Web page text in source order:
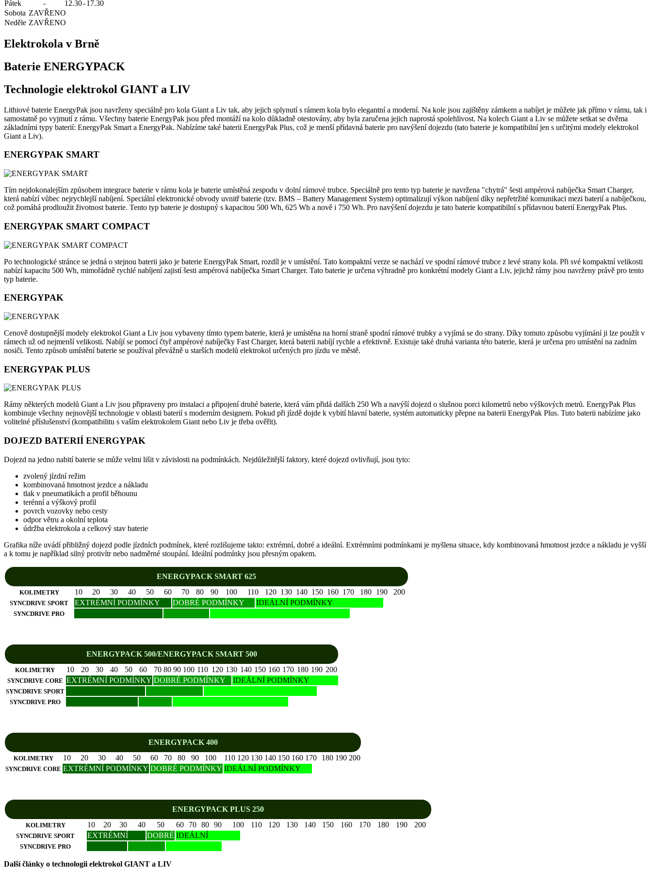
Pátek
- 12.30-17.30
Sobota ZAVŘENO
Neděle ZAVŘENO
Elektrokola v Brně
Baterie ENERGYPACK
Technologie elektrokol GIANT a LIV
Lithiové baterie EnergyPak jsou navrženy speciálně pro kola Giant a Liv tak, aby jejich splynutí s rámem kola bylo elegantní a moderní. Na kole jsou zajištěny zámkem a nabíjet je můžete jak přímo v rámu, tak i
samostatně po vyjmutí z rámu. Všechny baterie EnergyPak jsou před montáží na kolo důkladně otestovány, aby byla zaručena jejich naprostá spolehlivost. Na kolech Giant a Liv se můžete setkat se dvěma
základními typy baterií: EnergyPak Smart a EnergyPak. Nabízíme také baterii EnergyPak Plus, což je menší přídavná baterie pro navýšení dojezdu (tato baterie je kompatibilní jen s určitými modely elektrokol
Giant a Liv).
ENERGYPAK SMART
Tím nejdokonalejším způsobem integrace baterie v rámu kola je baterie umístěná zespodu v dolní rámové trubce. Speciálně pro tento typ baterie je navržena "chytrá" šesti ampérová nabíječka Smart Charger,
která nabízí vůbec nejrychlejší nabíjení. Speciální elektronické obvody uvnitř baterie (tzv. BMS – Battery Management System) optimalizují výkon nabíjení díky nepřetržité komunikaci mezi baterií a nabíječkou,
což pomáhá prodloužit životnost baterie. Tento typ baterie je dostupný s kapacitou 500 Wh, 625 Wh a nově i 750 Wh. Pro navýšení dojezdu je tato baterie kompatibilní s přídavnou baterií EnergyPak Plus.
ENERGYPAK SMART COMPACT
Po technologické stránce se jedná o stejnou baterii jako je baterie EnergyPak Smart, rozdíl je v umístění. Tato kompaktní verze se nachází ve spodní rámové trubce z levé strany kola. Při své kompaktní velikosti
nabízí kapacitu 500 Wh, mimořádně rychlé nabíjení zajistí šesti ampérová nabíječka Smart Charger. Tato baterie je určena výhradně pro konkrétní modely Giant a Liv, jejichž rámy jsou navrženy právě pro tento
typ baterie.
ENERGYPAK
Cenově dostupnější modely elektrokol Giant a Liv jsou vybaveny tímto typem baterie, která je umístěna na horní straně spodní rámové trubky a vyjímá se do strany. Díky tomuto způsobu vyjímání ji lze použít v
rámech už od nejmenší velikosti. Nabíjí se pomocí čtyř ampérové nabíječky Fast Charger, která baterii nabíjí rychle a efektivně. Existuje také druhá varianta této baterie, která je určena pro umístění na zadním
nosiči. Tento způsob umístění baterie se používal převážně u starších modelů elektrokol určených pro jízdu ve městě.
ENERGYPAK PLUS
Rámy některých modelů Giant a Liv jsou připraveny pro instalaci a připojení druhé baterie, která vám přidá dalších 250 Wh a navýší dojezd o slušnou porci kilometrů nebo výškových metrů. EnergyPak Plus
kombinuje všechny nejnovější technologie v oblasti baterií s moderním designem. Pokud při jízdě dojde k vybití hlavní baterie, systém automaticky přepne na baterii EnergyPak Plus. Tuto baterii nabízíme jako
volitelné příslušenství (kompatibilitu s vaším elektrokolem Giant nebo Liv je třeba ověřit).
DOJEZD BATERIÍ ENERGYPAK
Dojezd na jedno nabití baterie se může velmi lišit v závislosti na podmínkách. Nejdůležitější faktory, které dojezd ovlivňují, jsou tyto:
zvolený jízdní režim
kombinovaná hmotnost jezdce a nákladu
tlak v pneumatikách a profil běhounu
terénní a výškový profil
povrch vozovky nebo cesty
odpor větru a okolní teplota
údržba elektrokola a celkový stav baterie
Grafika níže uvádí přibližný dojezd podle jízdních podmínek, které rozlišujeme takto: extrémní, dobré a ideální. Extrémními podmínkami je myšlena situace, kdy kombinovaná hmotnost jezdce a nákladu je vyšší
a k tomu je například silný protivítr nebo nadměrné stoupání. Ideální podmínky jsou přesným opakem.
ENERGYPACK SMART 625
KOLIMETRY 10 20 30 40 50 60 70 80 90 100 110 120 130 140 150 160 170 180 190 200
SYNCDRIVE SPORT EXTRÉMNÍ PODMÍNKY DOBRÉ PODMÍNKY IDEÁLNÍ PODMÍNKY
SYNCDRIVE PRO
ENERGYPACK 500/ENERGYPACK SMART 500
KOLIMETRY 10 20 30 40 50 60 70 80 90 100 110 120 130 140 150 160 170 180 190 200
SYNCDRIVE CORE EXTRÉMNÍ PODMÍNKY DOBRÉ PODMÍNKY IDEÁLNÍ PODMÍNKY
SYNCDRIVE SPORT
SYNCDRIVE PRO
ENERGYPACK 400
KOLIMETRY 10 20 30 40 50 60 70 80 90 100 110 120 130 140 150 160 170 180 190 200
SYNCDRIVE CORE EXTRÉMNÍ PODMÍNKY DOBRÉ PODMÍNKY IDEÁLNÍ PODMÍNKY
ENERGYPACK PLUS 250
KOLIMETRY 10 20 30 40 50 60 70 80 90 100 110 120 130 140 150 160 170 180 190 200
SYNCDRIVE SPORT EXTRÉMNÍ DOBRÉ IDEÁLNÍ
SYNCDRIVE PRO
Další články o technologii elektrokol GIANT a LIV